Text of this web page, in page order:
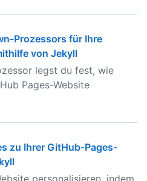
Prozessors für Ihre
von Jekyll
legst du fest, wie
Pages-Website
zu Ihrer GitHub-Pages-
personalisieren, indem